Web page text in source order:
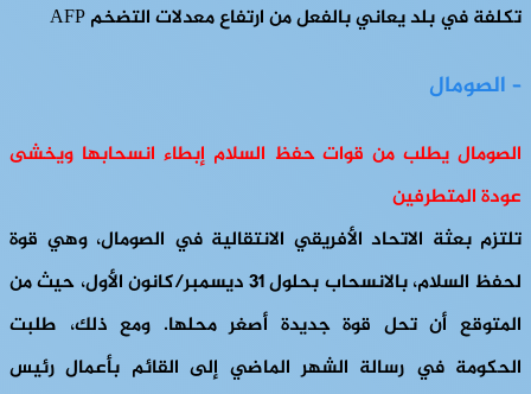
تكلفة في بلد يعاني بالفعل من ارتفاع معدلات التضخم AFP
– الصومال
الصومال يطلب من قوات حفظ السلام إبطاء انسحابها ويخشى
عودة المتطرفين
تلتزم بعثة الاتحاد الأفريقي الانتقالية في الصومال، وهي قوة
لحفظ السلام، بالانسحاب بحلول 31 ديسمبر/كانون الأول، حيث من
المتوقع أن تحل قوة جديدة أصغر محلها. ومع ذلك، طلبت
الحكومة في رسالة الشهر الماضي إلى القائم بأعمال رئيس